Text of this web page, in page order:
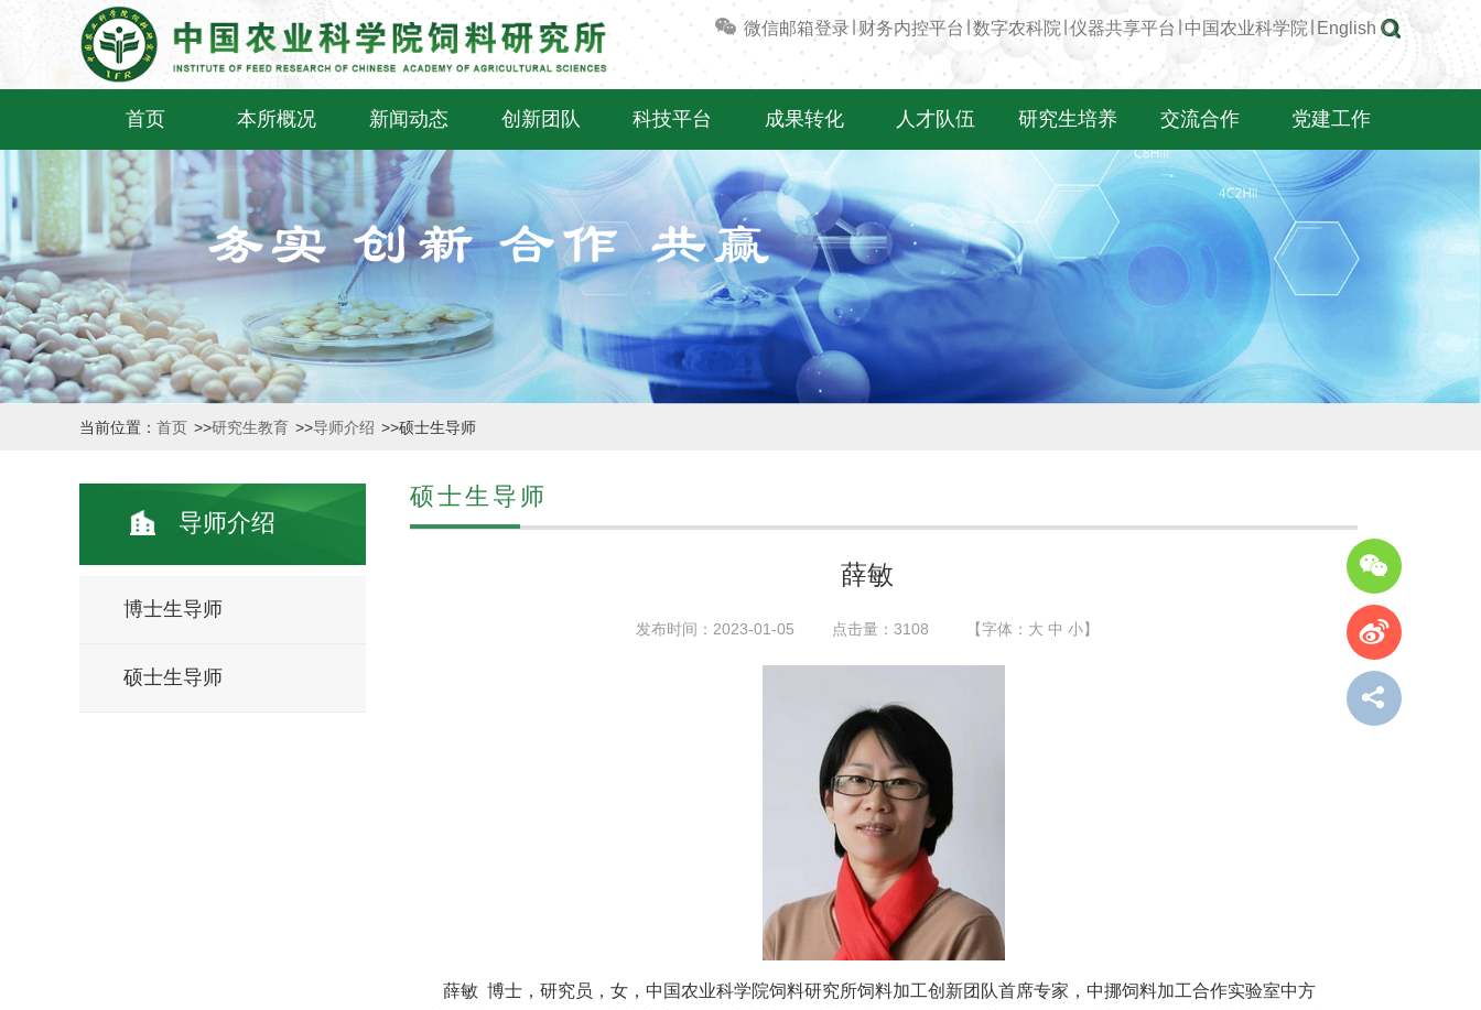
微信邮箱登录 ∣财务内控平台 ∣ 数字农科院 ∣仪器共享平台 ∣中国农业科学院 English
首页 本所概况 新闻动态 创新团队 科技平台 成果转化 人才队伍 研究生培养 交流合作 党建工作
当前位置： 首页 >>研究生教育 >>导师介绍 >>硕士生导师
导师介绍
博士生导师
硕士生导师
硕士生导师
薛敏
发布时间：2023-01-05 点击量： 3108 【字体： 大 中 小】
薛敏 博士，研究员，女，中国农业科学院饲料研究所饲料加工创新团队首席专家，中挪饲料加工合作实验室中方